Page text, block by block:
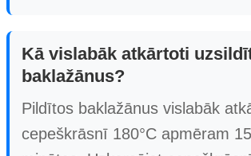
Kā vislabāk atkārtoti
baklažānus?
Pildītos baklažānus vislabāk
cepeškrāsnī 180°C apmēram